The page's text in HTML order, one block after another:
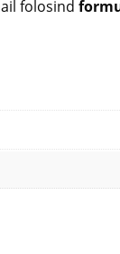
folosind